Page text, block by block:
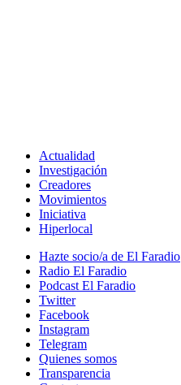
Actualidad
Investigación
Creadores
Movimientos
Iniciativa
Hiperlocal
Hazte socio/a de El Faradio
Radio El Faradio
Podcast El Faradio
Twitter
Facebook
Instagram
Telegram
Quienes somos
Transparencia